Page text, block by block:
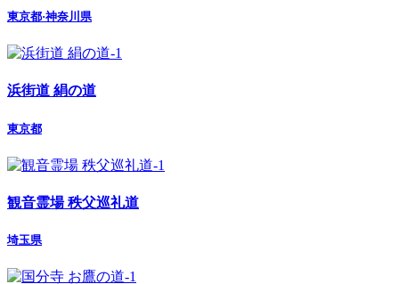
東京都·神奈川県
浜街道 絹の道
東京都
観音霊場 秩父巡礼道
埼玉県